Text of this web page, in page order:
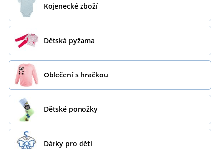
Kojenecké zboží
Dětská pyžama
Oblečení s hračkou
Dětské ponožky
Dárky pro děti